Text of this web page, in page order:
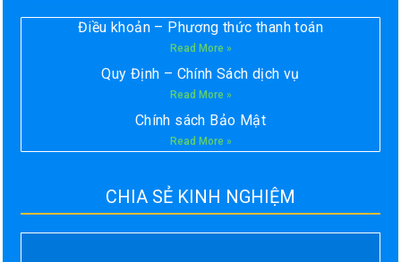
Điều khoản – Phương thức thanh toán
Read More »
Quy Định – Chính Sách dịch vụ
Read More »
Chính sách Bảo Mật
Read More »
CHIA SẺ KINH NGHIỆM